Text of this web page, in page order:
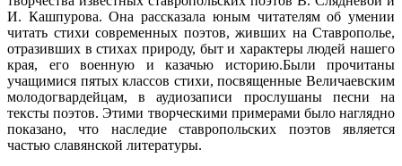
И. Кашпурова. Она рассказала юным читателям об умении
читать стихи современных поэтов, живших на Ставрополье,
отразивших в стихах природу, быт и характеры людей нашего
края, его военную и казачью историю.Были прочитаны
учащимися пятых классов стихи, посвященные Величаевским
молодогвардейцам, в аудиозаписи прослушаны песни на
тексты поэтов. Этими творческими примерами было наглядно
показано, что наследие ставропольских поэтов является
частью славянской литературы.